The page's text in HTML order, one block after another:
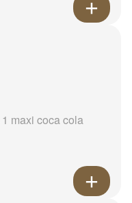
maxi coca cola